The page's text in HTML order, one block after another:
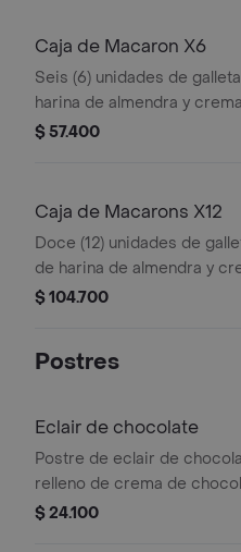
Caja de Macaron X6
Seis (6) unidades de
harina de almendra y
distintos sabores.
$ 57.400
Caja de Macarons X12
Doce (12) unidades de
de harina de almendra y
distintos sabores.
$ 104.700
Postres
Eclair de chocolate
Postre de eclair de
relleno de crema de
semiamargo.
$ 24.100